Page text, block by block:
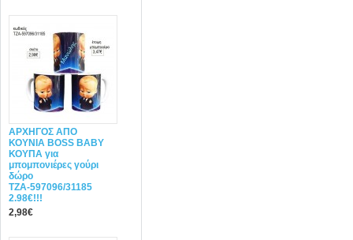
ΑΡΧΗΓΟΣ ΑΠΟ
ΚΟΥΝΙΑ BOSS BABY
ΚΟΥΠΑ για
μπομπονιέρες γούρι
δώρο
ΤΖΑ-597096/31185
2.98€!!!
2,98€